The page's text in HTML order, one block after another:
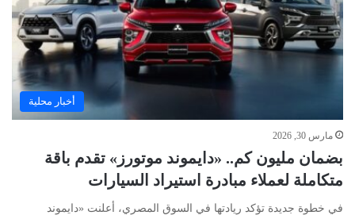
أخبار محلية
مارس 30, 2026
بضمان مليون كم.. «دايموند موتورز» تقدم باقة
متكاملة لعملاء مبادرة استيراد السيارات
في خطوة جديدة تؤكد ريادتها في السوق المصري، أعلنت «دايموند